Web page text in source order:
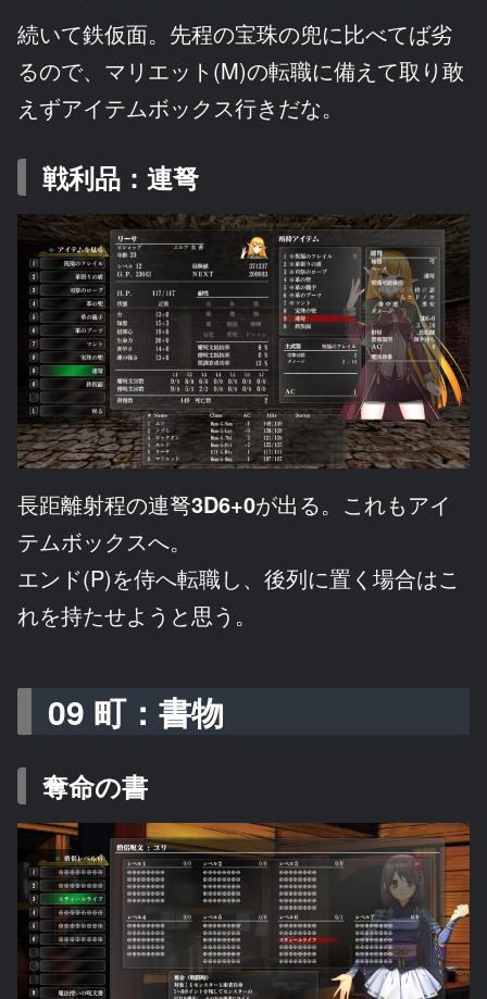
続いて鉄仮面。先程の宝珠の兜に比べてば劣
るので、マリエット(M)の転職に備えて取り敢
えずアイテムボックス行きだな。
戦利品：連弩
長距離射程の連弩3D6+0が出る。これもアイ
テムボックスへ。
エンド(P)を侍へ転職し、後列に置く場合はこ
れを持たせようと思う。
09 町：書物
奪命の書